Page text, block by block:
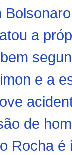
a
e a
de
Rocha